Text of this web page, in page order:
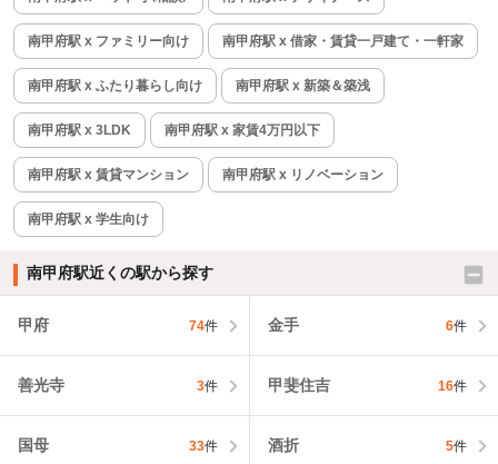
南甲府駅 x ファミリー向け 南甲府駅 x 借家・賃貸一戸建て・一軒家
南甲府駅 x ふたり暮らし向け 南甲府駅 x 新築＆築浅
南甲府駅 x 3LDK 南甲府駅 x 家賃4万円以下
南甲府駅 x 賃貸マンション 南甲府駅 x リノベーション
南甲府駅 x 学生向け
南甲府駅近くの駅から探す
甲府 74件 金手 6件
善光寺 3件 甲斐住吉 16件
国母 33件 酒折 5件